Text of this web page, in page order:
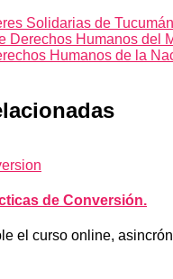
Solidarias de Tucumán
Derechos Humanos del
Humanos de la
de Conversión.
el curso online,